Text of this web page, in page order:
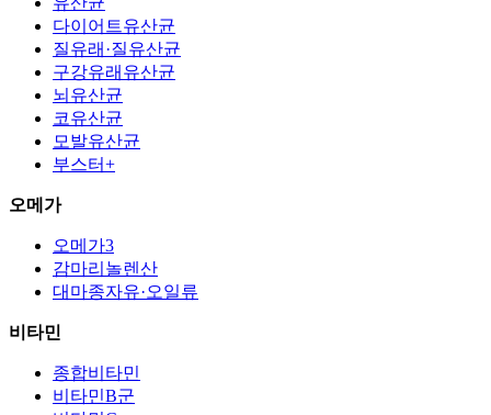
다이어트유산균
질유래·질유산균
구강유래유산균
뇌유산균
코유산균
모발유산균
부스터+
오메가
오메가3
감마리놀렌산
대마종자유·오일류
비타민
종합비타민
비타민B군